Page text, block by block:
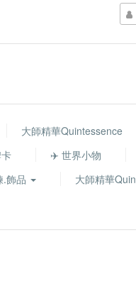
大師精華Quintessence
✈️ 世界小物
.飾品 大師精華